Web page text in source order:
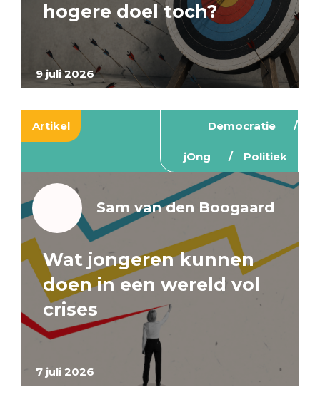
9 juli 2026
hogere doel toch?
Artikel Democratie
jOng Politiek
7 juli 2026
Sam van den Boogaard
Wat jongeren kunnen
doen in een wereld vol
crises